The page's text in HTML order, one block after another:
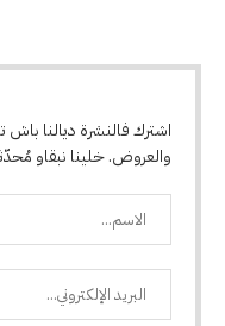
اشترك فالنشرة ديالنا
والعروض. خلينا نبقاو